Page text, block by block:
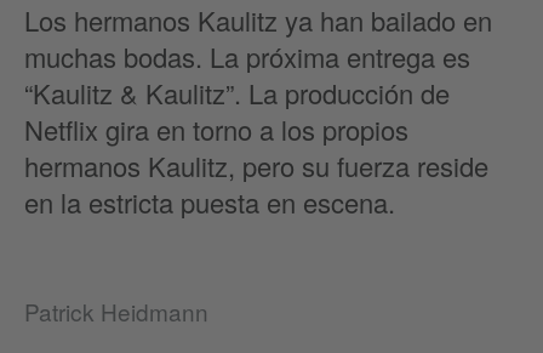
Los hermanos Kaulitz ya han bailado en
muchas bodas. La próxima entrega es
“Kaulitz & Kaulitz”. La producción de
Netflix gira en torno a los propios
hermanos Kaulitz, pero su fuerza reside
en la estricta puesta en escena.
Patrick Heidmann